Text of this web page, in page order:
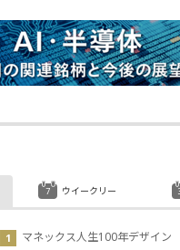
マネックス人生100年デザイン
ウイークリー